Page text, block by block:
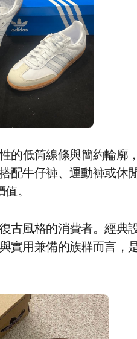
的低筒線條與簡約輪廓
配牛仔褲、運動褲或休
。
古風格的消費者。經典
實用兼備的族群而言，